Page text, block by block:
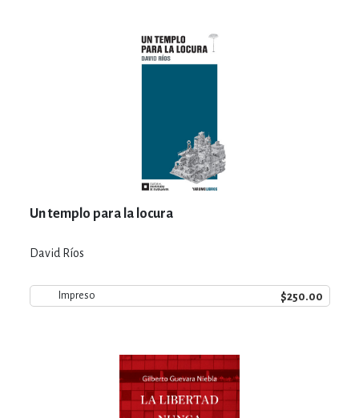
Un templo para la locura
David Ríos
Impreso $250.00